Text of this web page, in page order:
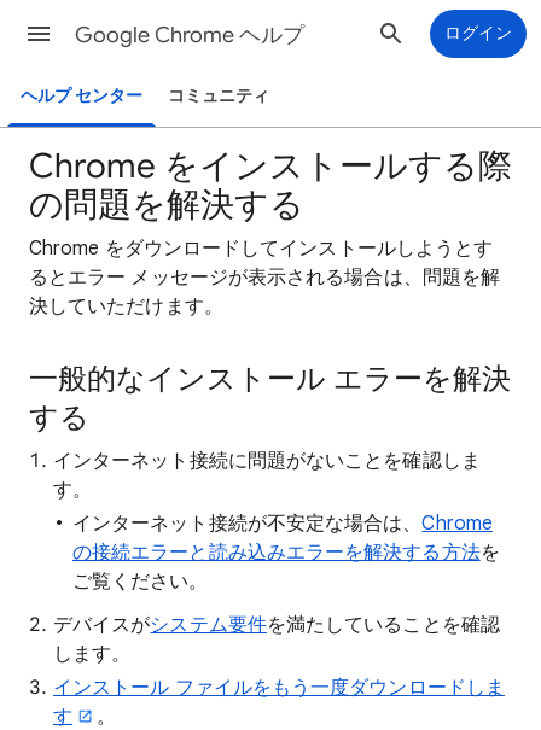
Google Chrome ヘルプ ログイン
ヘルプ センター コミュニティ
Chrome をインストールする際
の問題を解決する
Chrome をダウンロードしてインストールしようとす
るとエラー メッセージが表示される場合は、問題を解
決していただけます。
一般的なインストール エラーを解決
する
インターネット接続に問題がないことを確認しま
す。
インターネット接続が不安定な場合は、Chrome
の接続エラーと読み込みエラーを解決する方法を
ご覧ください。
デバイスがシステム要件を満たしていることを確認
します。
インストール ファイルをもう一度ダウンロードしま
す
。